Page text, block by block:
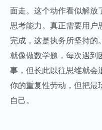
面走。这个动作看似解放
思考能力。真正需要用户
完成，这是执务所坚持的
就像做数学题，每次遇到
事，但长此以往思维就会
你的重复性劳动，但把最
自己。